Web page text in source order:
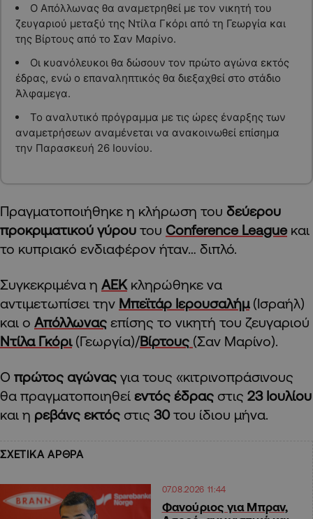
Ο Απόλλωνας θα αναμετρηθεί με τον νικητή του
ζευγαριού μεταξύ της Ντίλα Γκόρι από τη Γεωργία και
της Βίρτους από το Σαν Μαρίνο.
Οι κυανόλευκοι θα δώσουν τον πρώτο αγώνα εκτός
έδρας, ενώ ο επαναληπτικός θα διεξαχθεί στο στάδιο
Άλφαμεγα.
Το αναλυτικό πρόγραμμα με τις ώρες έναρξης των
αναμετρήσεων αναμένεται να ανακοινωθεί επίσημα
την Παρασκευή 26 Ιουνίου.
Πραγματοποιήθηκε η κλήρωση του δεύερου
προκριματικού γύρου του Conference Leagueκαι
το κυπριακό ενδιαφέρον ήταν… διπλό.
Συγκεκριμένα η ΑΕΚκληρώθηκε να
αντιμετωπίσει την Μπεϊτάρ Ιερουσαλήμ(Ισραήλ)
και ο Απόλλωνας επίσης το νικητή του ζευγαριού
Ντίλα Γκόρι(Γεωργία)/Βίρτους (Σαν Μαρίνο).
Ο πρώτος αγώνας για τους «κιτρινοπράσινους
θα πραγματοποιηθεί εντός έδρας στις 23 Ιουλίου
και η ρεβάνς εκτός στις 30του ίδιου μήνα.
ΣΧΕΤΙΚΑ ΑΡΘΡΑ
07.08.2026 11:44
Φανούριος για Μπραν,